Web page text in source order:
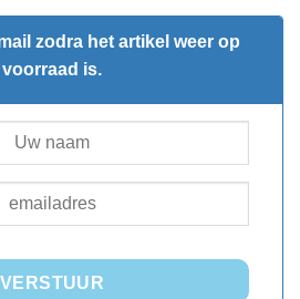
zodra het artikel weer op
voorraad is.
VERSTUUR